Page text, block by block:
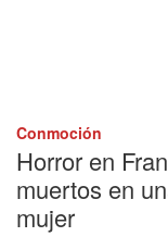
Conmoción
Horror en
muertos en
mujer